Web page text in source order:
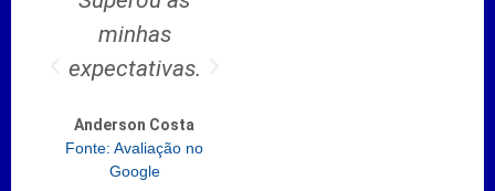
minhas
expectativas.
Anderson Costa
Fonte: Avaliação no
Google